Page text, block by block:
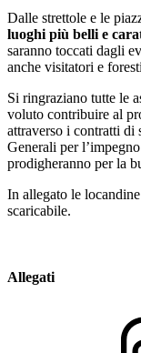
Dalle strettole e le
luoghi più belli e
saranno toccati dagli
anche visitatori e
Si ringraziano tutte le
voluto contribuire al
attraverso i contratti
Generali per
prodigheranno per la
In allegato le
scaricabile.
Allegati